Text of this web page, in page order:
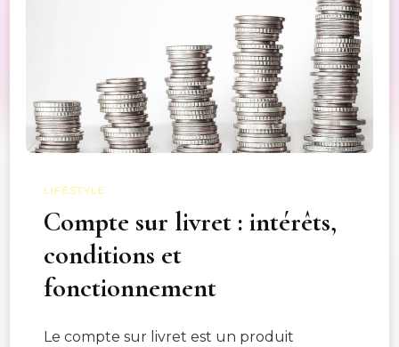
LIFESTYLE
Compte sur livret : intérêts,
conditions et
fonctionnement
Le compte sur livret est un produit